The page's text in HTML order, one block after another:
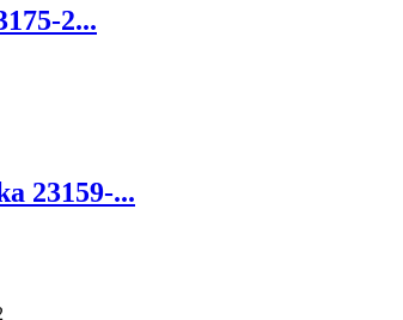
2...
23159-...